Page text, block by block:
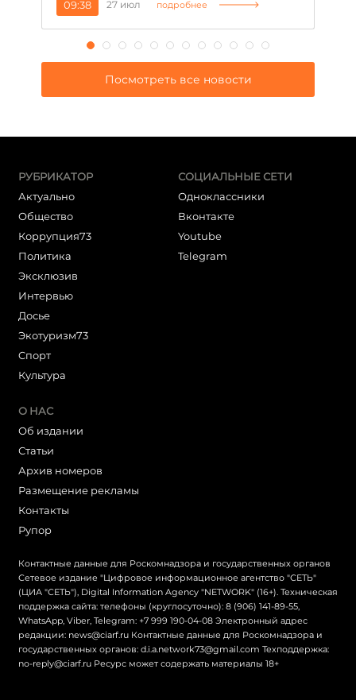
09:38 27 июл подробнее
Посмотреть все новости
РУБРИКАТОР
Актуально
Общество
Коррупция73
Политика
Эксклюзив
Интервью
Досье
Экотуризм73
Cпорт
Культура
СОЦИАЛЬНЫЕ СЕТИ
Одноклассники
Вконтакте
Youtube
Telegram
О НАС
Об издании
Статьи
Архив номеров
Размещение рекламы
Контакты
Рупор
Контактные данные для Роскомнадзора и государственных органов
Сетевое издание "Цифровое информационное агентство "СЕТЬ"
(ЦИА "СЕТЬ"), Digital Information Agency "NETWORK" (16+). Техническая
поддержка сайта: телефоны (круглосуточно): 8 (906) 141-89-55,
WhatsApp, Viber, Telegram: +7 999 190-04-08 Электронный адрес
редакции: news@ciarf.ru Контактные данные для Роскомнадзора и
государственных органов: d.i.a.network73@gmail.com Техподдержка:
no-reply@ciarf.ru Ресурс может содержать материалы 18+